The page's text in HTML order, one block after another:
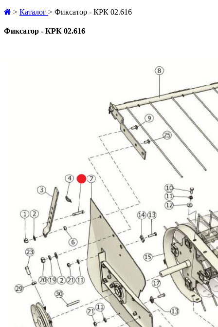
> Каталог > Фиксатор - КРК 02.616
Фиксатор - КРК 02.616